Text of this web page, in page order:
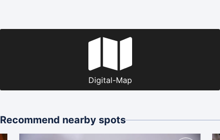
Digital-Map
Recommend nearby spots